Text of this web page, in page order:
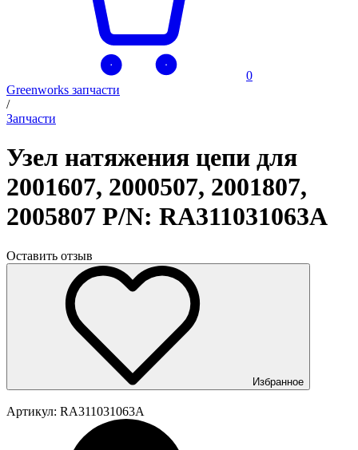
0
Greenworks запчасти
/
Запчасти
Узел натяжения цепи для
2001607, 2000507, 2001807,
2005807 P/N: RA311031063A
Оставить отзыв
Избранное
Артикул: RA311031063A